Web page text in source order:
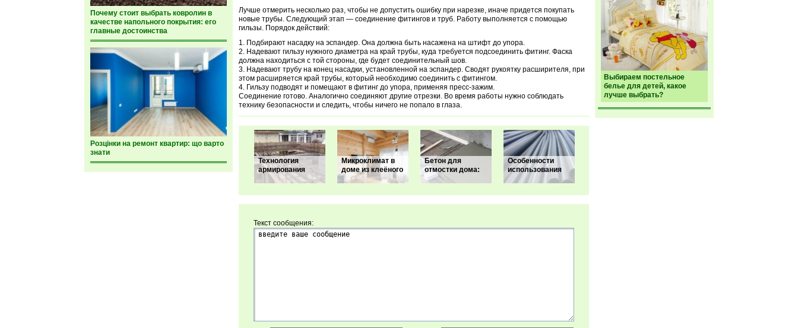
Почему стоит выбрать ковролин в
качестве напольного покрытия: его
главные достоинства
Розцінки на ремонт квартир: що варто
знати
Выбираем постельное
белье для детей, какое
лучше выбрать?
Лучше отмерить несколько раз, чтобы не допустить ошибку при нарезке, иначе придется покупать
новые трубы. Следующий этап — соединение фитингов и труб. Работу выполняется с помощью
гильзы. Порядок действий:
Подбирают насадку на эспандер. Она должна быть насажена на штифт до упора.
Надевают гильзу нужного диаметра на край трубы, куда требуется подсоединить фитинг. Фаска
должна находиться с той стороны, где будет соединительный шов.
Надевают трубу на конец насадки, установленной на эспандер. Сводят рукоятку расширителя, при
этом расширяется край трубы, который необходимо соединить с фитингом.
Гильзу подводят и помещают в фитинг до упора, применяя пресс-зажим.
Соединение готово. Аналогично соединяют другие отрезки. Во время работы нужно соблюдать
технику безопасности и следить, чтобы ничего не попало в глаза.
Технология
армирования
Микроклимат в
доме из клеёного
Бетон для
отмостки дома:
Особенности
использования
Текст сообщения: